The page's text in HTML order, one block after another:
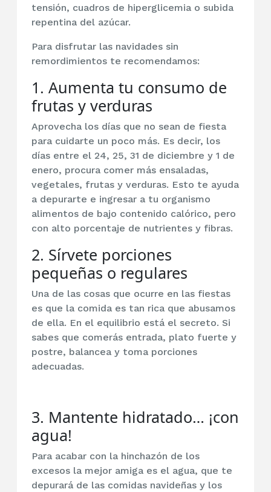
tensión, cuadros de hiperglicemia o subida
repentina del azúcar.
Para disfrutar las navidades sin
remordimientos te recomendamos:
1. Aumenta tu consumo de
frutas y verduras
Aprovecha los días que no sean de fiesta
para cuidarte un poco más. Es decir, los
días entre el 24, 25, 31 de diciembre y 1 de
enero, procura comer más ensaladas,
vegetales, frutas y verduras. Esto te ayuda
a depurarte e ingresar a tu organismo
alimentos de bajo contenido calórico, pero
con alto porcentaje de nutrientes y fibras.
2. Sírvete porciones
pequeñas o regulares
Una de las cosas que ocurre en las fiestas
es que la comida es tan rica que abusamos
de ella. En el equilibrio está el secreto. Si
sabes que comerás entrada, plato fuerte y
postre, balancea y toma porciones
adecuadas.
3. Mantente hidratado… ¡con
agua!
Para acabar con la hinchazón de los
excesos la mejor amiga es el agua, que te
depurará de las comidas navideñas y los